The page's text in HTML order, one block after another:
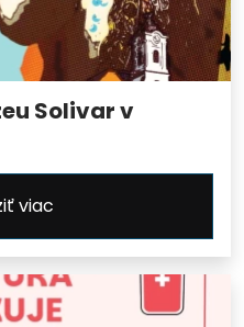
Solivar v
viac